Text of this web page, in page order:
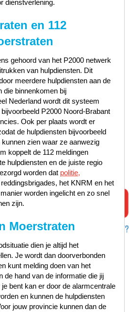
dienstverlening.
en 112
gehoord van het P2000 netwerk
van hulpdiensten. Dit
meerdere hulpdiensten aan de
die binnenkomen bij
Nederland wordt dit systeem
P2000 Noord-Brabant
Ook per plaats wordt er
de hulpdiensten bijvoorbeeld
zien waar ze aanwezig
koppelt de 112 meldingen
hulpdiensten en de juiste regio
worden dat politie,
het KNRM en het
worden ingelicht en zo snel
zijn.
Moerstraten
dien je altijd het
Je wordt dan doorverbonden
kunt melding doen van het
de hand van de informatie die jij
bent kan er door de alarmcentrale
en kunnen de hulpdiensten
jouw provincie kunnen dan de